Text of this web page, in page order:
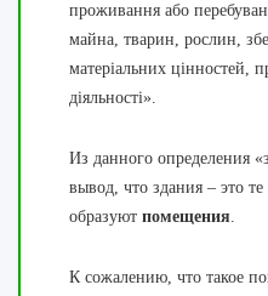
проживання або
майна, тварин, рослин,
матеріальних цінностей,
діяльності».
Из данного определения
вывод, что здания – это
образуют помещения.
К сожалению, что такое